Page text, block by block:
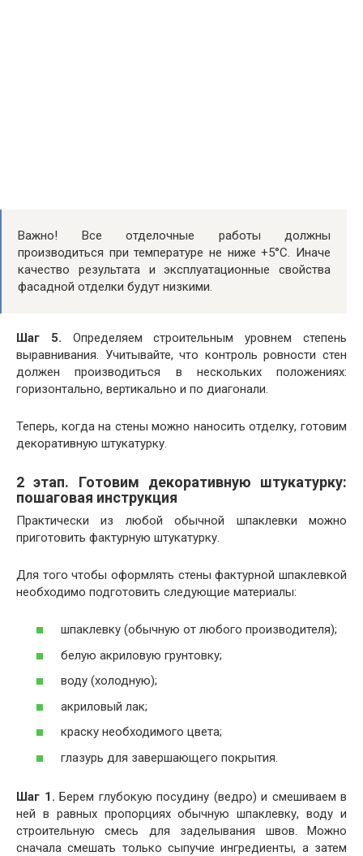
Важно! Все отделочные работы должны
производиться при температуре не ниже +5°C. Иначе
качество результата и эксплуатационные свойства
фасадной отделки будут низкими.
Шаг 5. Определяем строительным уровнем степень
выравнивания. Учитывайте, что контроль ровности стен
должен производиться в нескольких положениях:
горизонтально, вертикально и по диагонали.
Теперь, когда на стены можно наносить отделку, готовим
декоративную штукатурку.
2 этап. Готовим декоративную штукатурку:
пошаговая инструкция
Практически из любой обычной шпаклевки можно
приготовить фактурную штукатурку.
Для того чтобы оформлять стены фактурной шпаклевкой
необходимо подготовить следующие материалы:
шпаклевку (обычную от любого производителя);
белую акриловую грунтовку;
воду (холодную);
акриловый лак;
краску необходимого цвета;
глазурь для завершающего покрытия.
Шаг 1. Берем глубокую посудину (ведро) и смешиваем в
ней в равных пропорциях обычную шпаклевку, воду и
строительную смесь для заделывания швов. Можно
сначала смешать только сыпучие ингредиенты, а затем